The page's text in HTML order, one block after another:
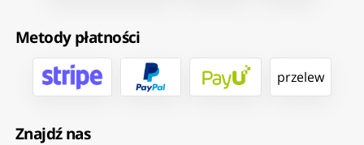
Metody płatności
przelew
Znajdź nas